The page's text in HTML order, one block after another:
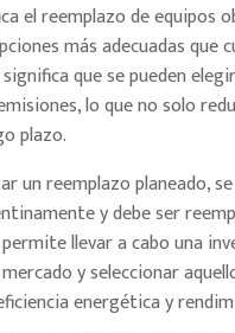
el reemplazo de
más adecuadas que
que se pueden
lo que no solo
plazo.
un reemplazo planeado,
y debe ser
llevar a cabo una
y seleccionar
energética y